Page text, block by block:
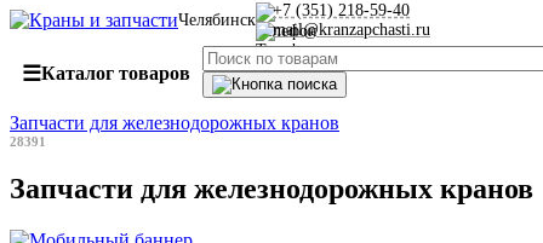
Челябинск
+7 (351) 218-59-40
mail@kranzapchasti.ru
☰Каталог товаров
Запчасти для железнодорожных кранов
28391
Запчасти для железнодорожных кранов